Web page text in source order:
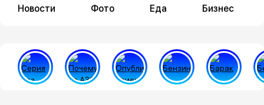
Новости Фото Еда Бизнес